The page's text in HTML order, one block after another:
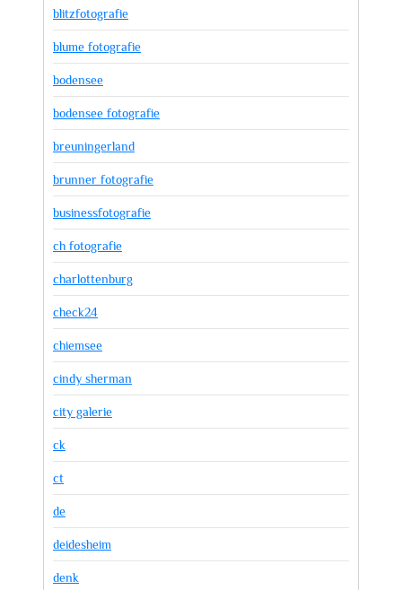
blitzfotografie
blume fotografie
bodensee
bodensee fotografie
breuningerland
brunner fotografie
businessfotografie
ch fotografie
charlottenburg
check24
chiemsee
cindy sherman
city galerie
ck
ct
de
deidesheim
denk